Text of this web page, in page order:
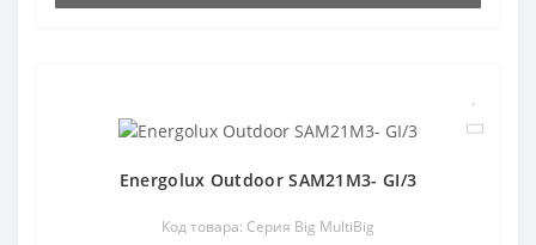
Energolux Outdoor SAM21M3- GI/3
Код товара: Серия Big MultiBig